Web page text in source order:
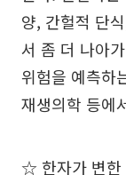
양, 간헐적 단
서 좀 더 나아
위험을 예측하
재생의학 등에
☆ 한자가 변한